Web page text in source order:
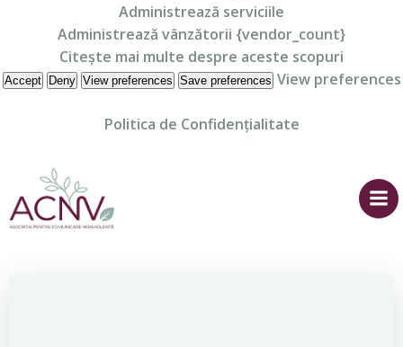
Administrează serviciile
Administrează vânzătorii {vendor_count}
Citește mai multe despre aceste scopuri
Accept Deny View preferences Save preferences View preferences
Politica de Confidențialitate